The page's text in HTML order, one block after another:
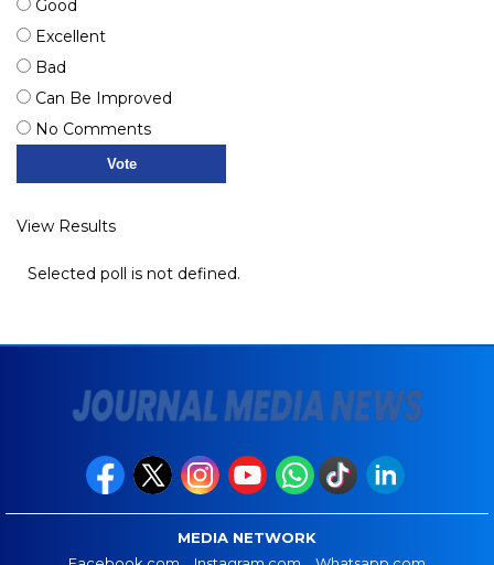
Good
Excellent
Bad
Can Be Improved
No Comments
View Results
Selected poll is not defined.
MEDIA NETWORK